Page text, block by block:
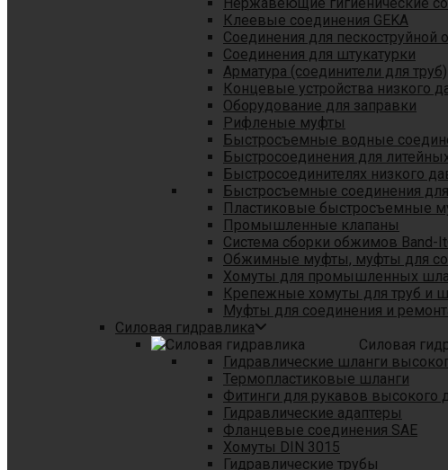
Клеевые соединения GEKA
Соединения для пескоструйной
Cоединения для штукатурки
Арматура (соединители для труб)
Концевые устройства низкого
Оборудование для заправки
Рифленые муфты
Быстросъемные водные
Быстросоединения для
Быстросоединителях низкого
Быстросъемные соединения
Пластиковые быстросъемные
Промышленные клапаны
Система сборки обжимов Band-
Обжимные муфты, муфты для
Хомуты для промышленных
Крепежные хомуты для труб и
Муфты для соединения и
Силовая гидравлика
Силовая
Гидравлические шланги
Термопластиковые шланги
Фитинги для рукавов высокого
Гидравлические адаптеры
Фланцевые соединения SAE
Хомуты DIN 3015
Гидравлические трубы